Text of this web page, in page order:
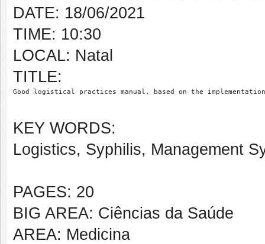
DATE: 18/06/2021
TIME: 10:30
LOCAL: Natal
TITLE:
Good logistical practices manual, based on the
KEY WORDS:
Logistics, Syphilis, Management
PAGES: 20
BIG AREA: Ciências da Saúde
AREA: Medicina